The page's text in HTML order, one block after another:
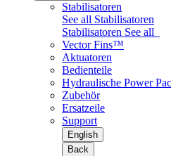
Stabilisatoren
See all Stabilisatoren
Stabilisatoren See all
Vector Fins™
Aktuatoren
Bedienteile
Hydraulische Power
Zubehör
Ersatzeile
Support
English
Back